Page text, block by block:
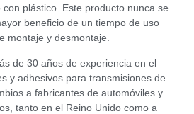
plástico. Este producto nunca se
beneficio de un tiempo de uso
montaje y desmontaje.
de 30 años de experiencia en el
y adhesivos para transmisiones de
a fabricantes de automóviles y
tanto en el Reino Unido como a